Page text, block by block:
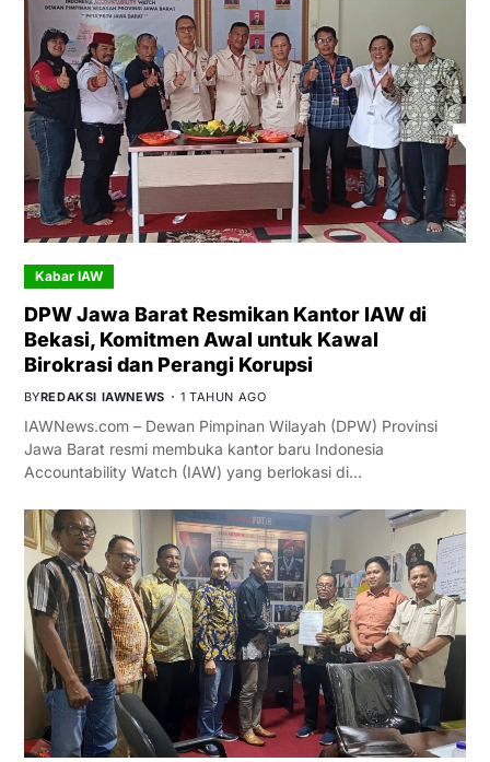
Kabar IAW
DPW Jawa Barat Resmikan Kantor IAW di
Bekasi, Komitmen Awal untuk Kawal
Birokrasi dan Perangi Korupsi
BYREDAKSI IAWNEWS 1 TAHUN AGO
IAWNews.com – Dewan Pimpinan Wilayah (DPW) Provinsi
Jawa Barat resmi membuka kantor baru Indonesia
Accountability Watch (IAW) yang berlokasi di…